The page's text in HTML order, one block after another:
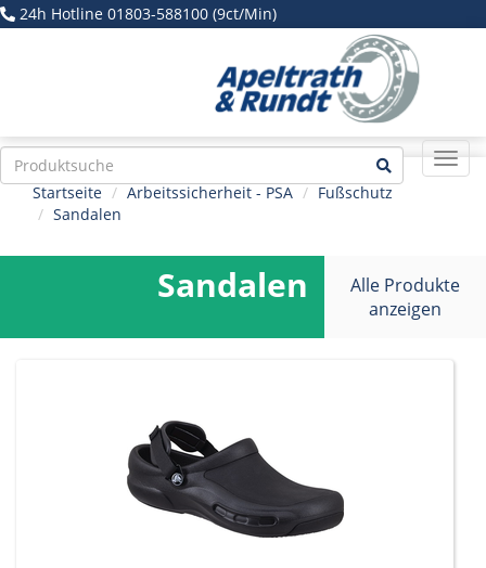
24h Hotline 01803-588100 (9ct/Min)
ein-/
Startseite Arbeitssicherheit - PSA
Fußschutz
Sandalen
Sandalen
Alle Produkte
anzeigen